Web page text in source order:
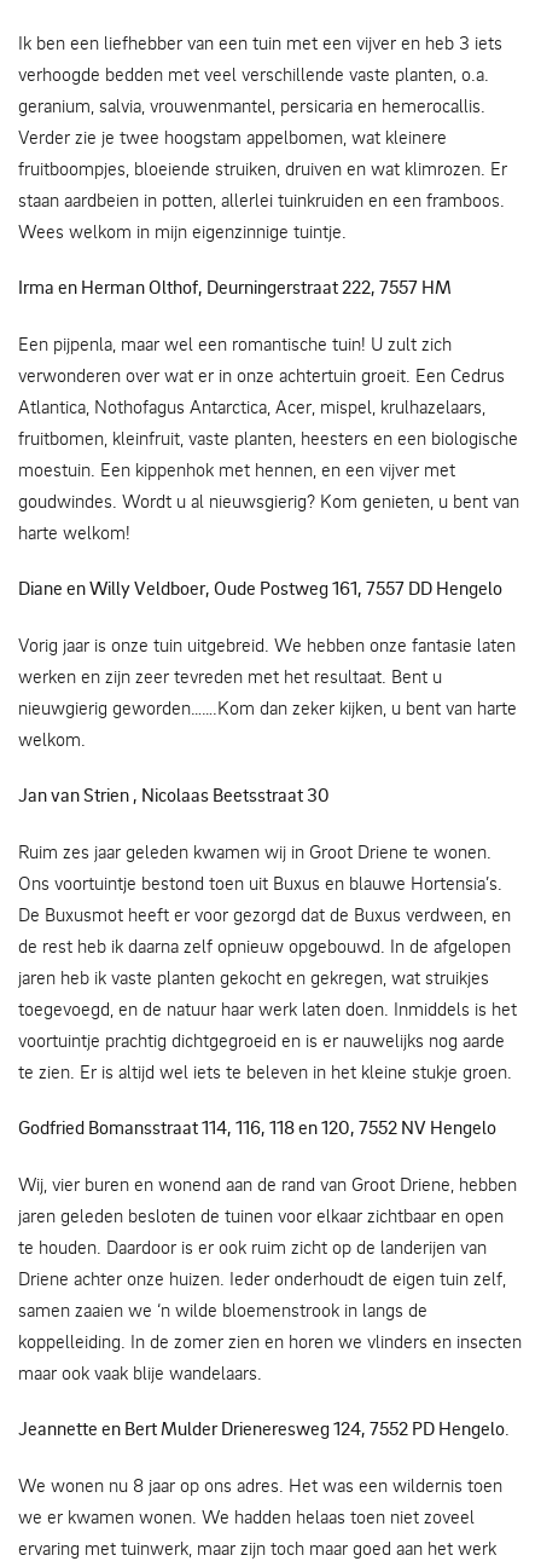
Ik ben een liefhebber van een tuin met een vijver en heb 3 iets
verhoogde bedden met veel verschillende vaste planten, o.a.
geranium, salvia, vrouwenmantel, persicaria en hemerocallis.
Verder zie je twee hoogstam appelbomen, wat kleinere
fruitboompjes, bloeiende struiken, druiven en wat klimrozen. Er
staan aardbeien in potten, allerlei tuinkruiden en een framboos.
Wees welkom in mijn eigenzinnige tuintje.
Irma en Herman Olthof, Deurningerstraat 222, 7557 HM
Een pijpenla, maar wel een romantische tuin! U zult zich
verwonderen over wat er in onze achtertuin groeit. Een Cedrus
Atlantica, Nothofagus Antarctica, Acer, mispel, krulhazelaars,
fruitbomen, kleinfruit, vaste planten, heesters en een biologische
moestuin. Een kippenhok met hennen, en een vijver met
goudwindes. Wordt u al nieuwsgierig? Kom genieten, u bent van
harte welkom!
Diane en Willy Veldboer, Oude Postweg 161, 7557 DD Hengelo
Vorig jaar is onze tuin uitgebreid. We hebben onze fantasie laten
werken en zijn zeer tevreden met het resultaat. Bent u
nieuwgierig geworden…….Kom dan zeker kijken, u bent van harte
welkom.
Jan van Strien , Nicolaas Beetsstraat 30
Ruim zes jaar geleden kwamen wij in Groot Driene te wonen.
Ons voortuintje bestond toen uit Buxus en blauwe Hortensia’s.
De Buxusmot heeft er voor gezorgd dat de Buxus verdween, en
de rest heb ik daarna zelf opnieuw opgebouwd. In de afgelopen
jaren heb ik vaste planten gekocht en gekregen, wat struikjes
toegevoegd, en de natuur haar werk laten doen. Inmiddels is het
voortuintje prachtig dichtgegroeid en is er nauwelijks nog aarde
te zien. Er is altijd wel iets te beleven in het kleine stukje groen.
Godfried Bomansstraat 114, 116, 118 en 120, 7552 NV Hengelo
Wij, vier buren en wonend aan de rand van Groot Driene, hebben
jaren geleden besloten de tuinen voor elkaar zichtbaar en open
te houden. Daardoor is er ook ruim zicht op de landerijen van
Driene achter onze huizen. Ieder onderhoudt de eigen tuin zelf,
samen zaaien we ‘n wilde bloemenstrook in langs de
koppelleiding. In de zomer zien en horen we vlinders en insecten
maar ook vaak blije wandelaars.
Jeannette en Bert Mulder Drieneresweg 124, 7552 PD Hengelo.
We wonen nu 8 jaar op ons adres. Het was een wildernis toen
we er kwamen wonen. We hadden helaas toen niet zoveel
ervaring met tuinwerk, maar zijn toch maar goed aan het werk